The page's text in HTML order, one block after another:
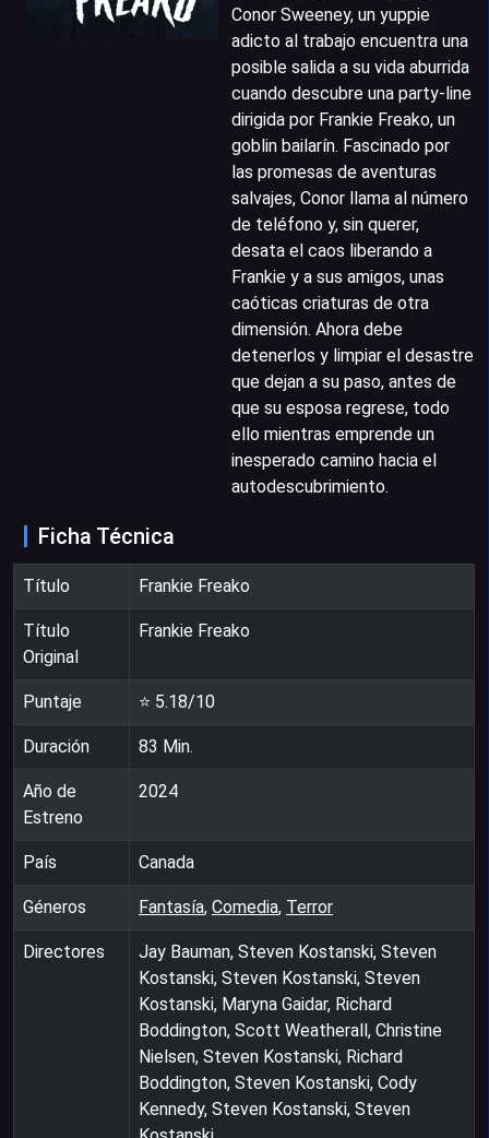
Conor Sweeney, un yuppie
adicto al trabajo encuentra una
posible salida a su vida aburrida
cuando descubre una party-line
dirigida por Frankie Freako, un
goblin bailarín. Fascinado por
las promesas de aventuras
salvajes, Conor llama al número
de teléfono y, sin querer,
desata el caos liberando a
Frankie y a sus amigos, unas
caóticas criaturas de otra
dimensión. Ahora debe
detenerlos y limpiar el desastre
que dejan a su paso, antes de
que su esposa regrese, todo
ello mientras emprende un
inesperado camino hacia el
autodescubrimiento.
Ficha Técnica
Título Frankie Freako
Título
Original
Frankie Freako
Puntaje ⭐ 5.18/10
Duración 83 Min.
Año de
Estreno
2024
País Canada
Géneros Fantasía, Comedia, Terror
Directores
Jay Bauman, Steven Kostanski, Steven
Kostanski, Steven Kostanski, Steven
Kostanski, Maryna Gaidar, Richard
Boddington, Scott Weatherall, Christine
Nielsen, Steven Kostanski, Richard
Boddington, Steven Kostanski, Cody
Kennedy, Steven Kostanski, Steven